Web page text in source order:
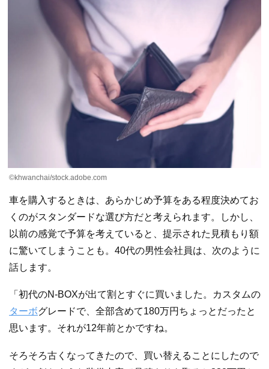
©khwanchai/stock.adobe.com
車を購入するときは、あらかじめ予算をある程度決めてお
くのがスタンダードな選び方だと考えられます。しかし、
以前の感覚で予算を考えていると、提示された見積もり額
に驚いてしまうことも。40代の男性会社員は、次のように
話します。
「初代のN-BOXが出て割とすぐに買いました。カスタムの
ターボグレードで、全部含めて180万円ちょっとだったと
思います。それが12年前とかですね。
そろそろ古くなってきたので、買い替えることにしたので